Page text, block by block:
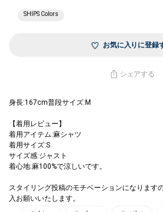
SHIPS Colors
お気に入りに登録
シェアする
身長:167cm普段サイズ:M
【着用レビュー】
着用アイテム:麻シャツ
着用サイズ:S
サイズ感:ジャスト
着心地:麻100%で涼しいです。
スタイリング投稿のモチベーションになります
入お願いいたします。